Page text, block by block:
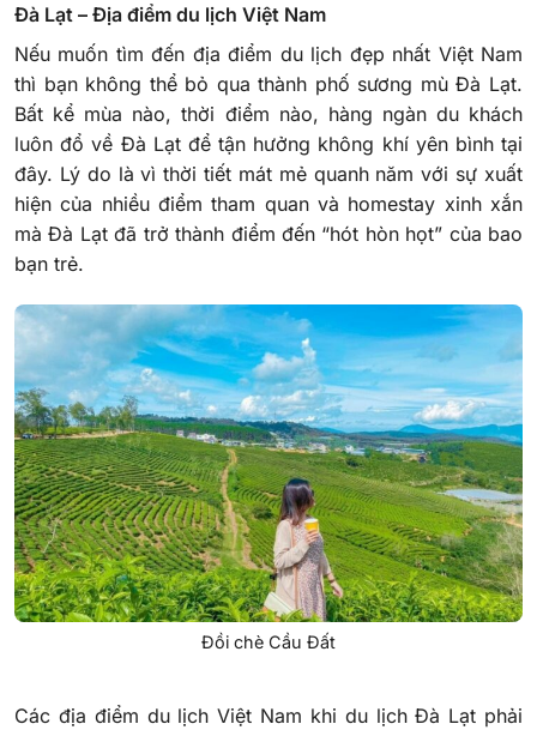
Đà Lạt – Địa điểm du lịch Việt Nam
Nếu muốn tìm đến địa điểm du lịch đẹp nhất Việt Nam
thì bạn không thể bỏ qua thành phố sương mù Đà Lạt.
Bất kể mùa nào, thời điểm nào, hàng ngàn du khách
luôn đổ về Đà Lạt để tận hưởng không khí yên bình tại
đây. Lý do là vì thời tiết mát mẻ quanh năm với sự xuất
hiện của nhiều điểm tham quan và homestay xinh xắn
mà Đà Lạt đã trở thành điểm đến “hót hòn họt” của bao
bạn trẻ.
Đồi chè Cầu Đất
Các địa điểm du lịch Việt Nam khi du lịch Đà Lạt phải